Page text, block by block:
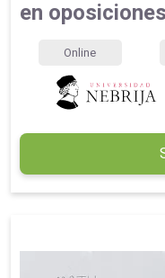
en
Online